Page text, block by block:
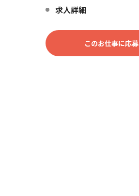
求人詳細
このお仕事に応募